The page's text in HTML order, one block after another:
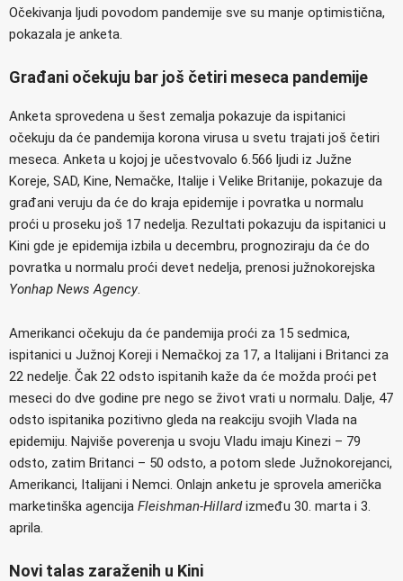
Očekivanja ljudi povodom pandemije sve su manje optimistična,
pokazala je anketa.
Građani očekuju bar još četiri meseca pandemije
Anketa sprovedena u šest zemalja pokazuje da ispitanici
očekuju da će pandemija korona virusa u svetu trajati još četiri
meseca. Anketa u kojoj je učestvovalo 6.566 ljudi iz Južne
Koreje, SAD, Kine, Nemačke, Italije i Velike Britanije, pokazuje da
građani veruju da će do kraja epidemije i povratka u normalu
proći u proseku još 17 nedelja. Rezultati pokazuju da ispitanici u
Kini gde je epidemija izbila u decembru, prognoziraju da će do
povratka u normalu proći devet nedelja, prenosi južnokorejska
Yonhap News Agency.
Amerikanci očekuju da će pandemija proći za 15 sedmica,
ispitanici u Južnoj Koreji i Nemačkoj za 17, a Italijani i Britanci za
22 nedelje. Čak 22 odsto ispitanih kaže da će možda proći pet
meseci do dve godine pre nego se život vrati u normalu. Dalje, 47
odsto ispitanika pozitivno gleda na reakciju svojih Vlada na
epidemiju. Najviše poverenja u svoju Vladu imaju Kinezi – 79
odsto, zatim Britanci – 50 odsto, a potom slede Južnokorejanci,
Amerikanci, Italijani i Nemci. Onlajn anketu je sprovela američka
marketinška agencija Fleishman-Hillardizmeđu 30. marta i 3.
aprila.
Novi talas zaraženih u Kini